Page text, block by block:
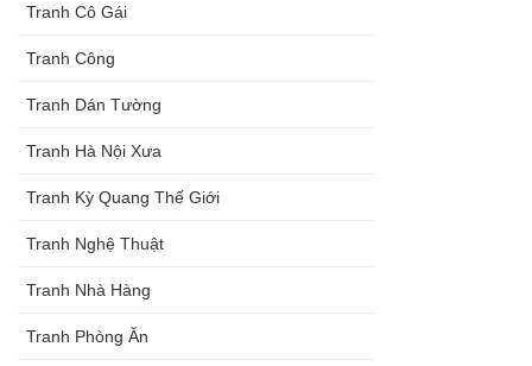
Tranh Cô Gái
Tranh Công
Tranh Dán Tường
Tranh Hà Nội Xưa
Tranh Kỳ Quang Thế Giới
Tranh Nghệ Thuật
Tranh Nhà Hàng
Tranh Phòng Ăn